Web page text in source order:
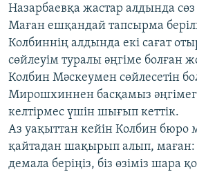
Назарбаевқа жастар алдында
Маған ешқандай тапсырма
Колбиннің алдында екі сағат
сөйлеуім туралы әңгіме болған
Колбин Мәскеумен сөйлесетін
Мирошхиннен басқамыз
келтірмес үшін шығып кеттік.
Аз уақыттан кейін Колбин бюро
қайтадан шақырып алып, маған:
демала беріңіз, біз өзіміз шара